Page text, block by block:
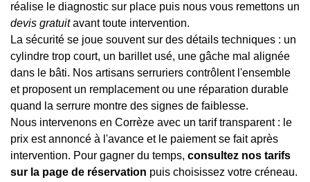
réalise le diagnostic sur place puis nous vous remettons un
devis gratuitavant toute intervention.
La sécurité se joue souvent sur des détails techniques : un
cylindre trop court, un barillet usé, une gâche mal alignée
dans le bâti. Nos artisans serruriers contrôlent l'ensemble
et proposent un remplacement ou une réparation durable
quand la serrure montre des signes de faiblesse.
Nous intervenons en Corrèze avec un tarif transparent : le
prix est annoncé à l'avance et le paiement se fait après
intervention. Pour gagner du temps, consultez nos tarifs
sur la page de réservation puis choisissez votre créneau.